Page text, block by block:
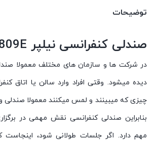
توضیحات
صندلی کنفرانسی نیلپر OCC809E
در شرکت ها و سازمان های مختلف معمولا
دیده میشود. وقتی افراد وارد سالن یا اتاق
چیزی که میبینند و لمس میکنند معمولا صندلی
بنابراین صندلی کنفرانسی نقش مهمی در
مهم دارد. اگر جلسات طولانی شود،